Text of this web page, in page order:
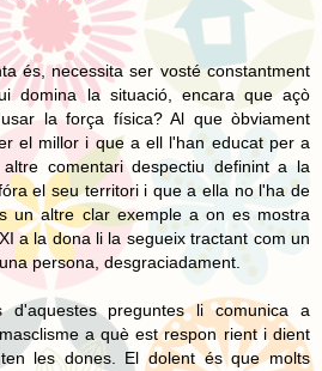
és, necessita ser vosté constantment
domina la situació, encara que açò
la força física? Al que òbviament
el millor i que a ell l'han educat per a
comentari despectiu definint a la
el seu territori i que a ella no l'ha de
un altre clar exemple a on es mostra
a la dona li la segueix tractant com un
persona, desgraciadament.
d'aquestes preguntes li comunica a
a què est respon rient i dient
les dones. El dolent és que molts